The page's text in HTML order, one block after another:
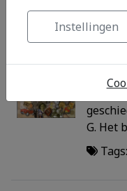
by
G. Het
Tags:
Instellingen